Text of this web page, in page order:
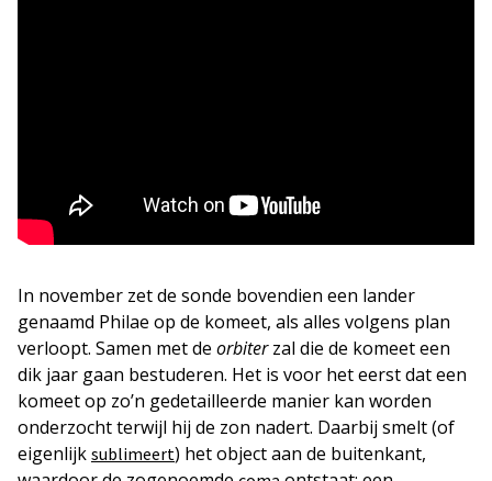
In november zet de sonde bovendien een lander
genaamd Philae op de komeet, als alles volgens plan
verloopt. Samen met de orbiterzal die de komeet een
dik jaar gaan bestuderen. Het is voor het eerst dat een
komeet op zo’n gedetailleerde manier kan worden
onderzocht terwijl hij de zon nadert. Daarbij smelt (of
eigenlijk sublimeert) het object aan de buitenkant,